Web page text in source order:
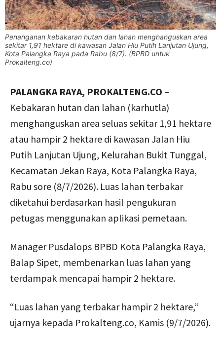
Penanganan kebakaran hutan dan lahan menghanguskan area
sekitar 1,91 hektare di kawasan Jalan Hiu Putih Lanjutan Ujung,
Kota Palangka Raya pada Rabu (8/7). (BPBD untuk
Prokalteng.co)
PALANGKA RAYA, PROKALTENG.CO –
Kebakaran hutan dan lahan (karhutla)
menghanguskan area seluas sekitar 1,91 hektare
atau hampir 2 hektare di kawasan Jalan Hiu
Putih Lanjutan Ujung, Kelurahan Bukit Tunggal,
Kecamatan Jekan Raya, Kota Palangka Raya,
Rabu sore (8/7/2026). Luas lahan terbakar
diketahui berdasarkan hasil pengukuran
petugas menggunakan aplikasi pemetaan.
Manager Pusdalops BPBD Kota Palangka Raya,
Balap Sipet, membenarkan luas lahan yang
terdampak mencapai hampir 2 hektare.
“Luas lahan yang terbakar hampir 2 hektare,”
ujarnya kepada Prokalteng.co, Kamis (9/7/2026).